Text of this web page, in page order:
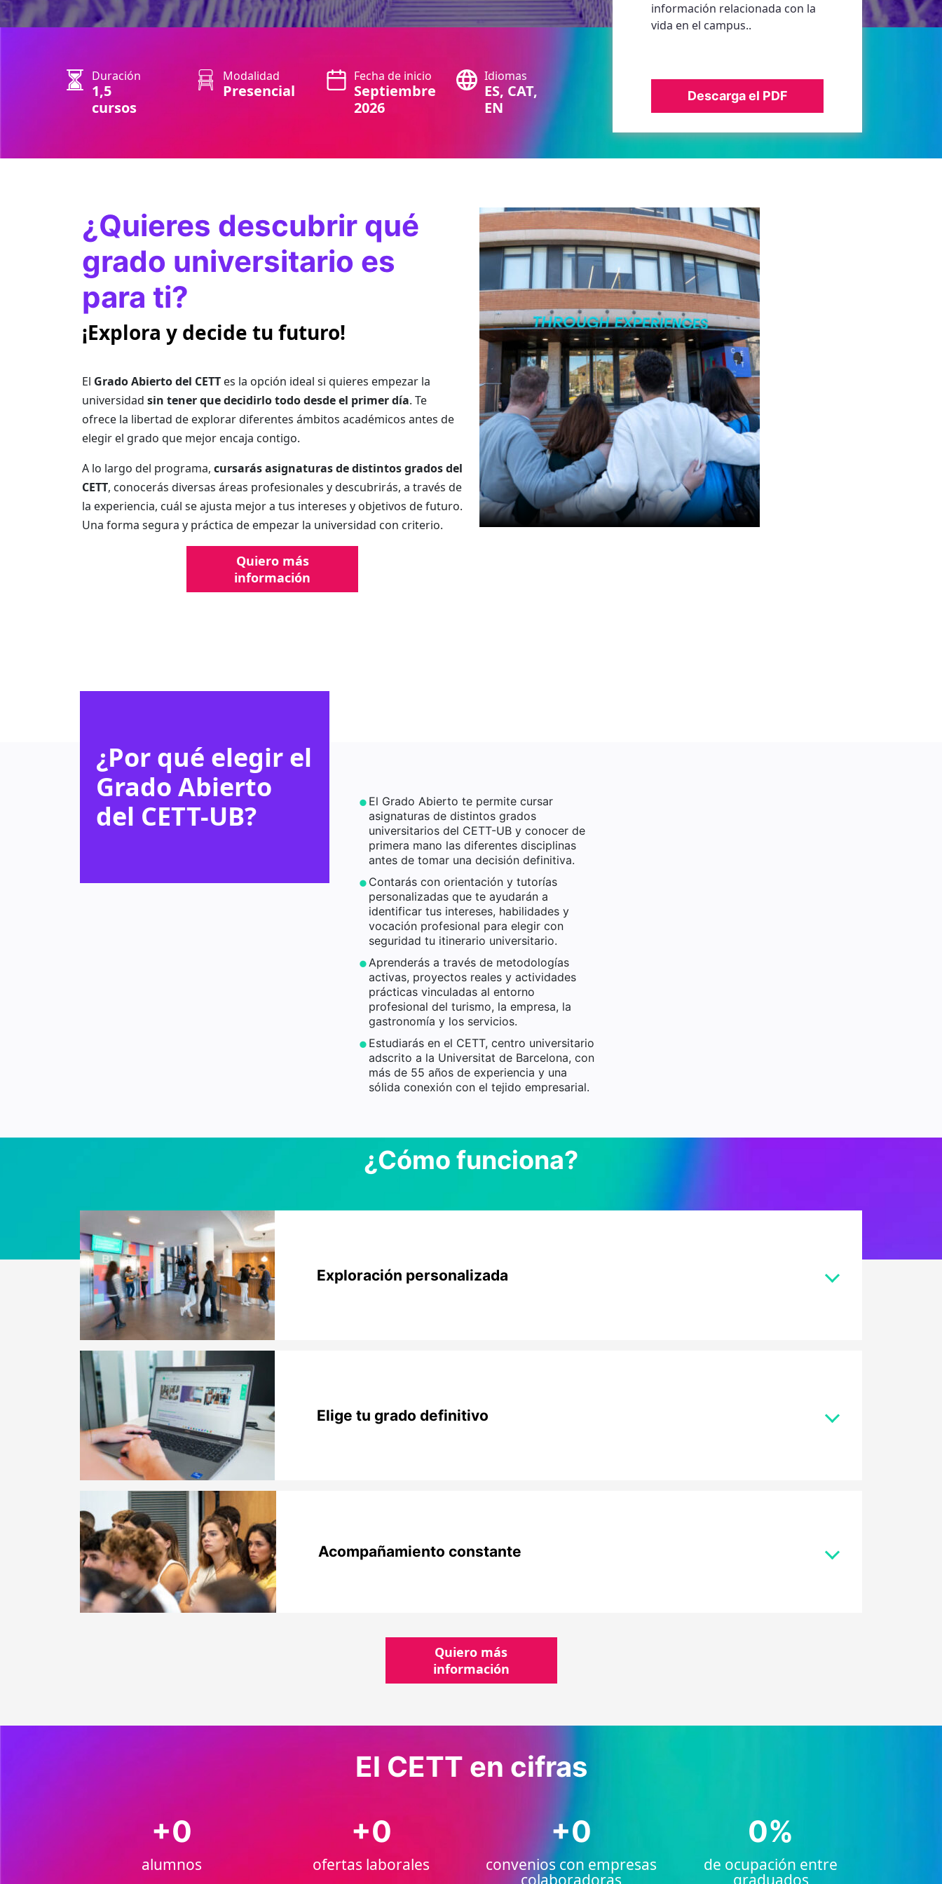
información relacionada con la
vida en el campus..
Duración
1,5
cursos
Modalidad
Presencial
Fecha de inicio
Septiembre
2026
Idiomas
ES, CAT,
EN
¿Quieres descubrir qué
grado universitario es
para ti?
¡Explora y decide tu futuro!
El Grado Abierto del CETT es la opción ideal si quieres empezar la
universidad sin tener que decidirlo todo desde el primer día. Te
ofrece la libertad de explorar diferentes ámbitos académicos antes de
elegir el grado que mejor encaja contigo.
A lo largo del programa, cursarás asignaturas de distintos grados del
CETT, conocerás diversas áreas profesionales y descubrirás, a través de
la experiencia, cuál se ajusta mejor a tus intereses y objetivos de futuro.
Una forma segura y práctica de empezar la universidad con criterio.
Quiero más
información
¿Por qué elegir el
Grado Abierto
del CETT-UB?
El Grado Abierto te permite cursar
asignaturas de distintos grados
universitarios del CETT-UB y conocer de
primera mano las diferentes disciplinas
antes de tomar una decisión definitiva.
Contarás con orientación y tutorías
personalizadas que te ayudarán a
identificar tus intereses, habilidades y
vocación profesional para elegir con
seguridad tu itinerario universitario.
Aprenderás a través de metodologías
activas, proyectos reales y actividades
prácticas vinculadas al entorno
profesional del turismo, la empresa, la
gastronomía y los servicios.
Estudiarás en el CETT, centro universitario
adscrito a la Universitat de Barcelona, con
más de 55 años de experiencia y una
sólida conexión con el tejido empresarial.
¿Cómo funciona?
Exploración personalizada
Elige tu grado definitivo
Acompañamiento constante
Quiero más
información
El CETT en cifras
+0
alumnos
+0
ofertas laborales
+0
convenios con empresas
colaboradoras
0%
de ocupación entre
graduados